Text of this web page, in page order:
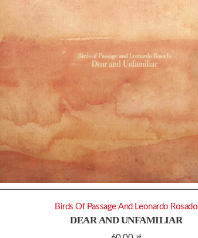
DEAR AND UNFAMILIAR
Birds Of Passage And Leonardo Rosado